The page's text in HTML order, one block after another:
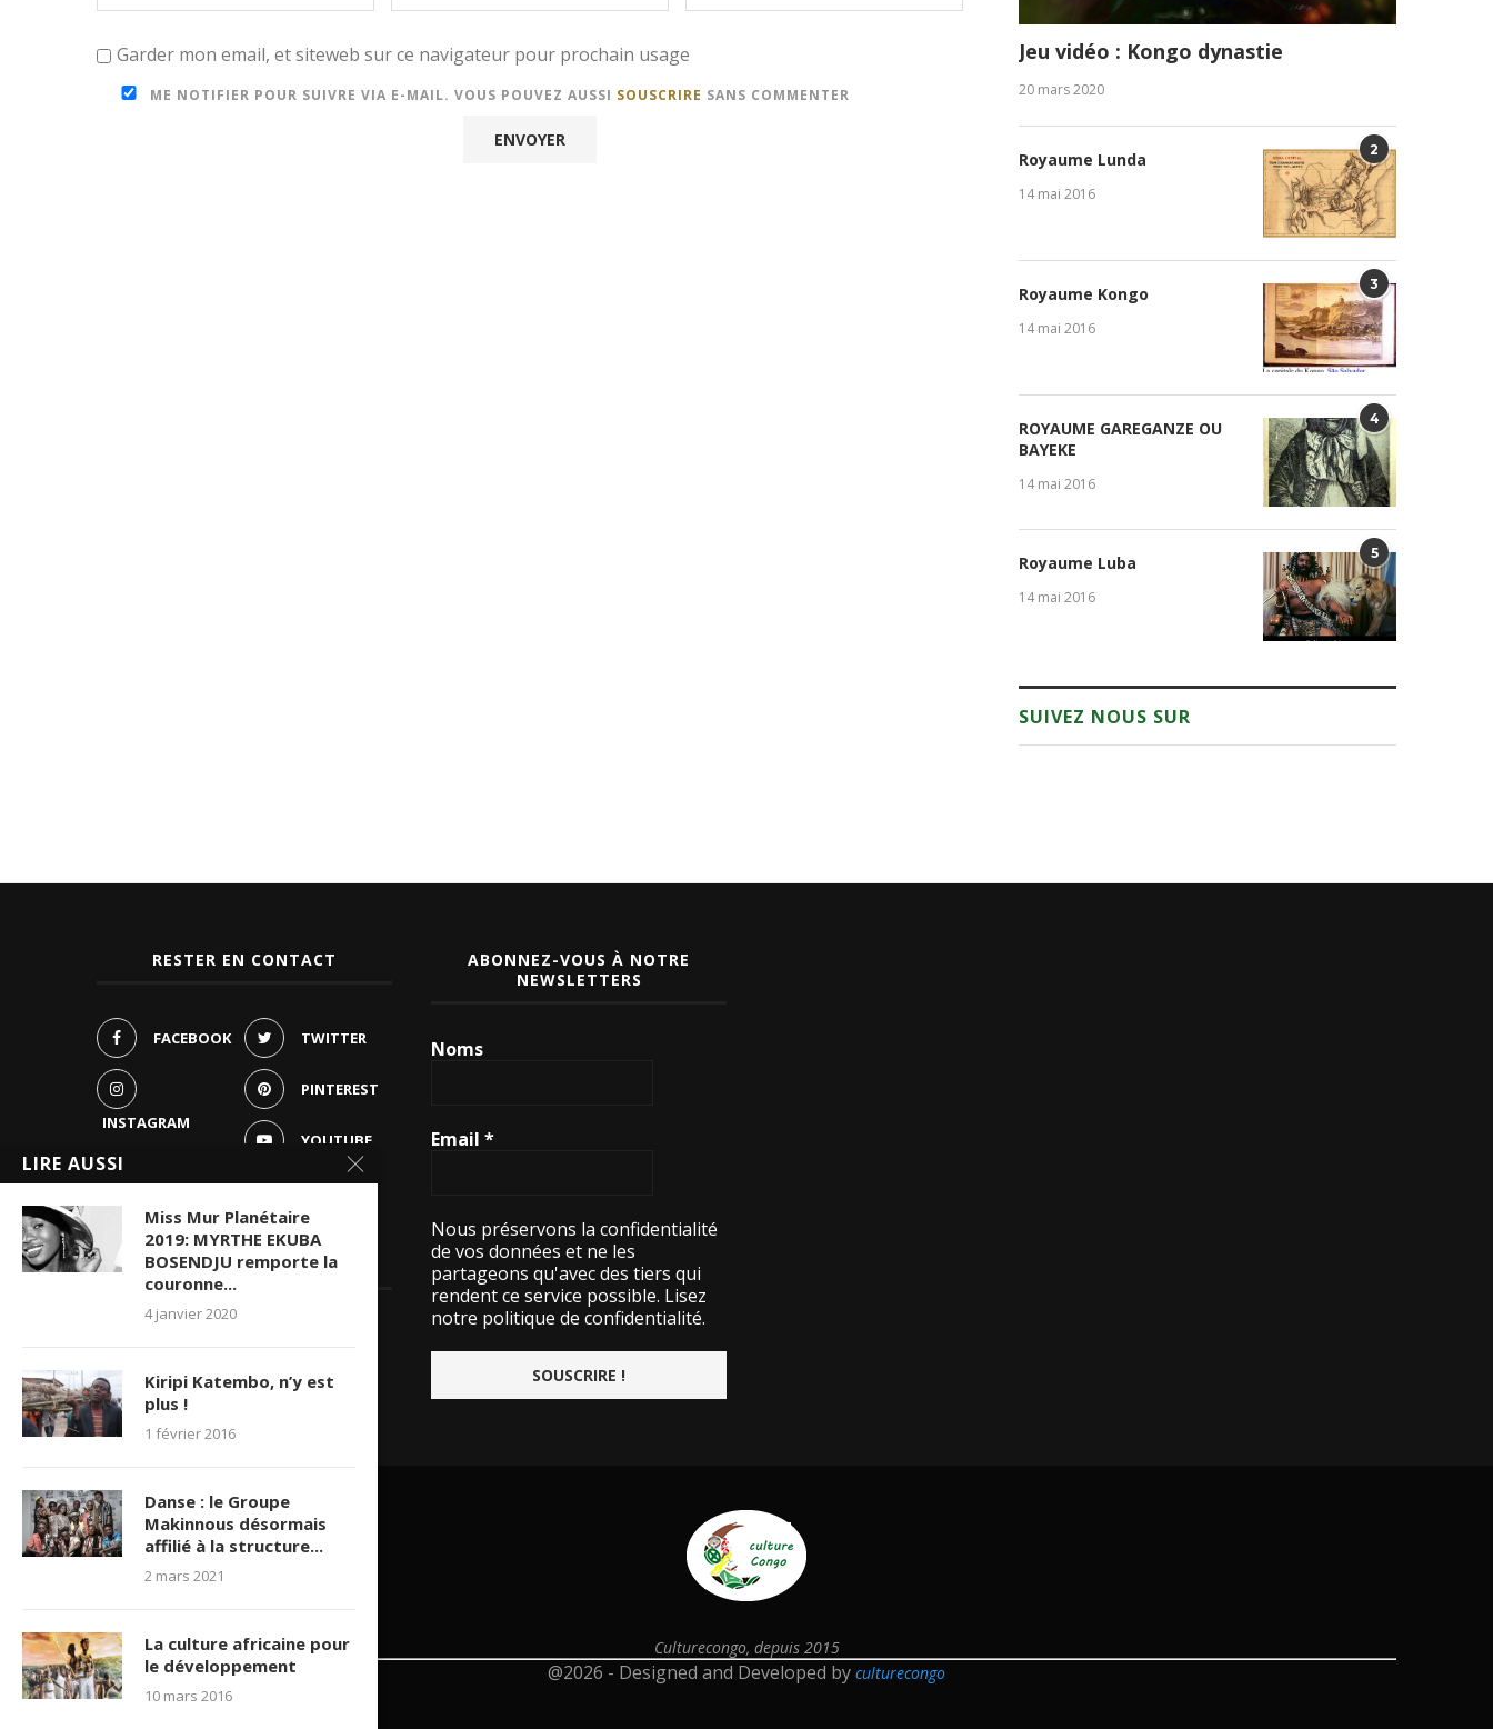
Garder mon email, et siteweb sur ce navigateur pour prochain usage
ME NOTIFIER POUR SUIVRE VIA E-MAIL. VOUS POUVEZ AUSSI SOUSCRIRE SANS COMMENTER
Jeu vidéo : Kongo dynastie
20 mars 2020
2
Royaume Lunda
14 mai 2016
3
Royaume Kongo
14 mai 2016
4
ROYAUME GAREGANZE OU
BAYEKE
14 mai 2016
5
Royaume Luba
14 mai 2016
SUIVEZ NOUS SUR
RESTER EN CONTACT
FACEBOOK TWITTER
INSTAGRAM
PINTEREST
YOUTUBE
LES VISITES
ABONNEZ-VOUS À NOTRE
NEWSLETTERS
Noms
Email*
Nous préservons la confidentialité
de vos données et ne les
partageons qu'avec des tiers qui
rendent ce service possible. Lisez
notre politique de confidentialité.
Culturecongo, depuis 2015
@2026 - Designed and Developed by culturecongo
LIRE AUSSI
Miss Mur Planétaire
2019: MYRTHE EKUBA
BOSENDJU remporte la
couronne...
4 janvier 2020
Kiripi Katembo, n’y est
plus !
1 février 2016
Danse : le Groupe
Makinnous désormais
affilié à la structure...
2 mars 2021
La culture africaine pour
le développement
10 mars 2016